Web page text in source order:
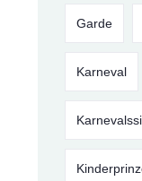
Garde
Karneval